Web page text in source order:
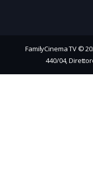
FamilyCinema TV ©
440/04,